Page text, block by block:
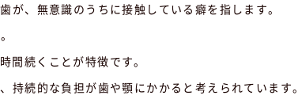
、無意識のうちに接触している癖を指します。
間続くことが特徴です。
続的な負担が歯や顎にかかると考えられています。